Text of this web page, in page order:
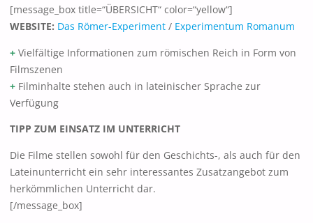
[message_box title=“ÜBERSICHT“ color=“yellow“]
WEBSITE: Das Römer-Experiment/ Experimentum Romanum
+Vielfältige Informationen zum römischen Reich in Form von
Filmszenen
+Filminhalte stehen auch in lateinischer Sprache zur
Verfügung
TIPP ZUM EINSATZ IM UNTERRICHT
Die Filme stellen sowohl für den Geschichts-, als auch für den
Lateinunterricht ein sehr interessantes Zusatzangebot zum
herkömmlichen Unterricht dar.
[/message_box]